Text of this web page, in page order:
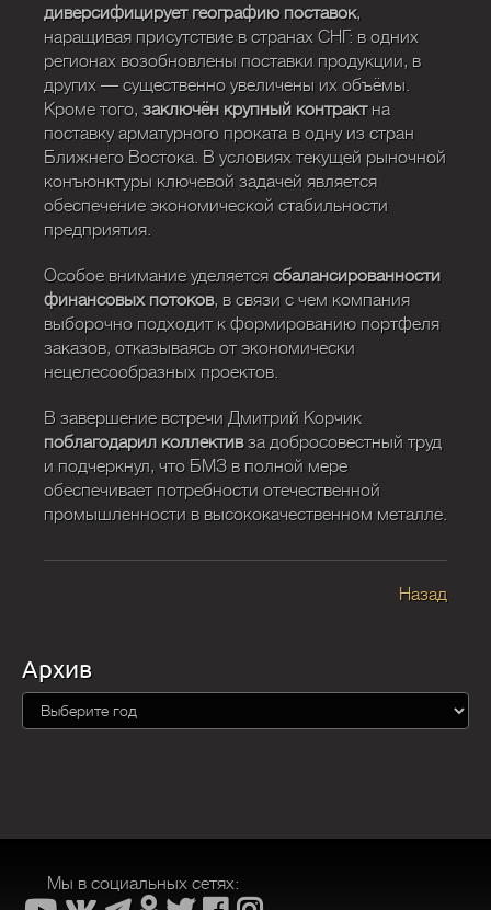
диверсифицирует географию поставок,
наращивая присутствие в странах СНГ: в одних
регионах возобновлены поставки продукции, в
других — существенно увеличены их объёмы.
Кроме того, заключён крупный контрактна
поставку арматурного проката в одну из стран
Ближнего Востока. В условиях текущей рыночной
конъюнктуры ключевой задачей является
обеспечение экономической стабильности
предприятия.
Особое внимание уделяется сбалансированности
финансовых потоков, в связи с чем компания
выборочно подходит к формированию портфеля
заказов, отказываясь от экономически
нецелесообразных проектов.
В завершение встречи Дмитрий Корчик
поблагодарил коллективза добросовестный труд
и подчеркнул, что БМЗ в полной мере
обеспечивает потребности отечественной
промышленности в высококачественном металле.
Назад
Архив
Мы в социальных сетях: